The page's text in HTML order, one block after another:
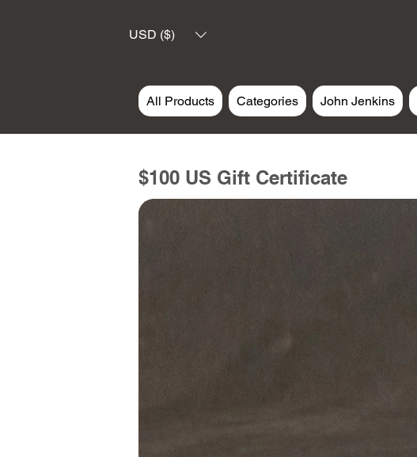
USD ($)
All Products Categories John Jenkins
$100 US Gift Certificate